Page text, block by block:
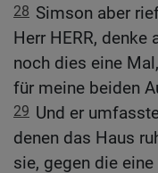
28 Simson aber
Herr HERR,
noch dies eine
für meine beiden
29 Und er
denen das Haus
sie, gegen die